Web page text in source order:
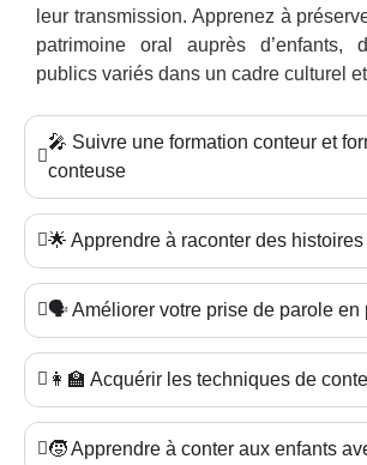
leur transmission. Apprenez à
patrimoine oral auprès d’enfants,
publics variés dans un cadre culturel
🎤 Suivre une formation conteur et
conteuse
🌟 Apprendre à raconter des
🗣️ Améliorer votre prise de parole en
👩‍🏫 Acquérir les techniques de
🧒 Apprendre à conter aux enfants